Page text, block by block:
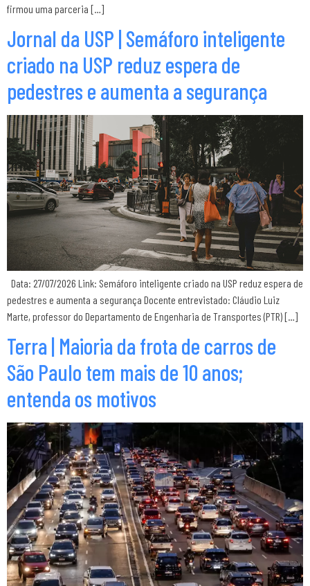
firmou uma parceria […]
Jornal da USP | Semáforo inteligente
criado na USP reduz espera de
pedestres e aumenta a segurança
Data: 27/07/2026 Link: Semáforo inteligente criado na USP reduz espera de
pedestres e aumenta a segurança Docente entrevistado: Cláudio Luiz
Marte, professor do Departamento de Engenharia de Transportes (PTR) […]
Terra | Maioria da frota de carros de
São Paulo tem mais de 10 anos;
entenda os motivos